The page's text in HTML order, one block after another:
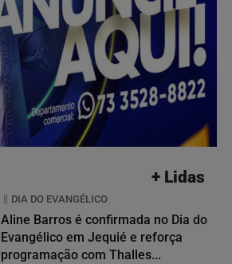
+ Lidas
DIA DO EVANGÉLICO
Aline Barros é confirmada no Dia do
Evangélico em Jequié e reforça
programação com Thalles...